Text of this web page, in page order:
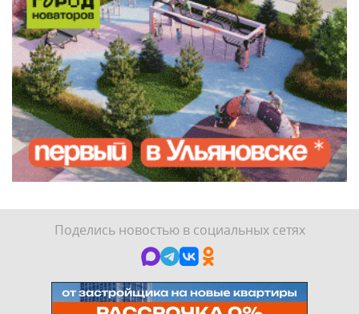
Поделись новостью в социальных сетях